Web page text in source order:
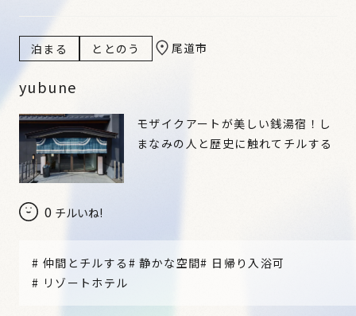
泊まる ととのう 尾道市
yubune
0 チルいね!
モザイクアートが美しい銭湯宿！し
まなみの人と歴史に触れてチルする
# 仲間とチルする #静かな空間# 日帰り入浴可
# リゾートホテル